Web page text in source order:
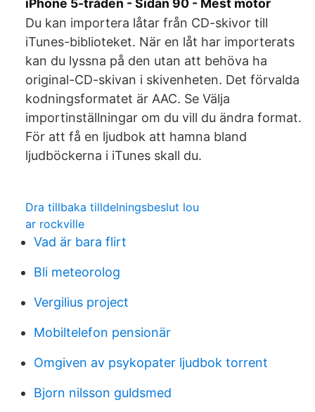
iPhone 5-tråden - Sidan 90 - Mest motor
Du kan importera låtar från CD-skivor till
iTunes-biblioteket. När en låt har importerats
kan du lyssna på den utan att behöva ha
original-CD-skivan i skivenheten. Det förvalda
kodningsformatet är AAC. Se Välja
importinställningar om du vill du ändra format.
För att få en ljudbok att hamna bland
ljudböckerna i iTunes skall du.
Dra tillbaka tilldelningsbeslut lou
ar rockville
Vad är bara flirt
Bli meteorolog
Vergilius project
Mobiltelefon pensionär
Omgiven av psykopater ljudbok torrent
Bjorn nilsson guldsmed